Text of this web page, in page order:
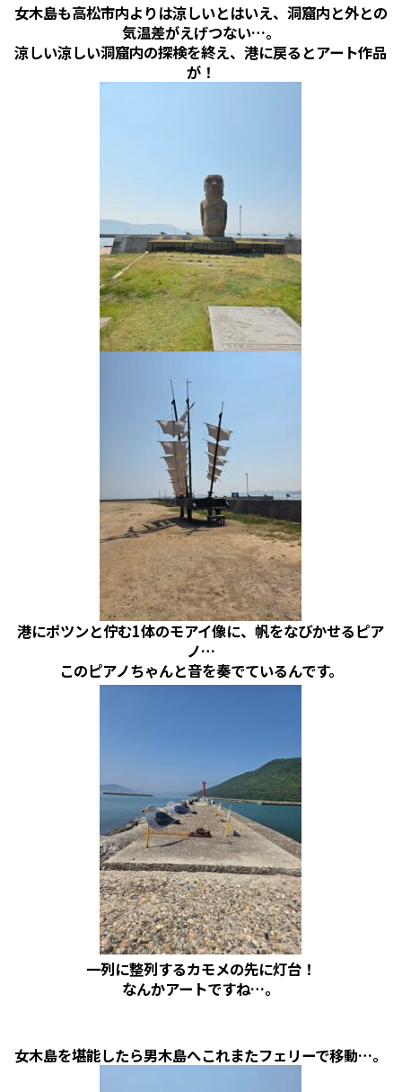
女木島も高松市内よりは涼しいとはいえ、洞窟内と外との
気温差がえげつない…。
涼しい涼しい洞窟内の探検を終え、港に戻るとアート作品
が！
港にポツンと佇む1体のモアイ像に、帆をなびかせるピア
ノ…
このピアノちゃんと音を奏でているんです。
一列に整列するカモメの先に灯台！
なんかアートですね…。
女木島を堪能したら男木島へこれまたフェリーで移動…。